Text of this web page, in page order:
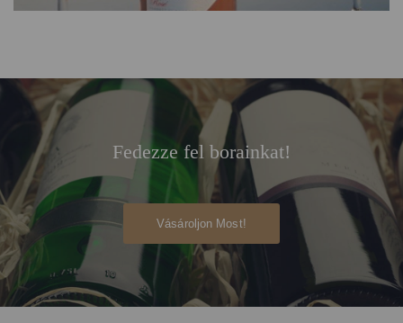
Fedezze fel borainkat!
Vásároljon Most!